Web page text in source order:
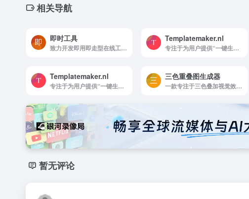
相关导航
即时工具
致力开发即用即走型在线工具，无需客户端在线一键使用。拥有视频工具、音频工具、图片工具、 PDF工具、办公辅助、设计工具、文本工具、数字工具、加密工具、单位转换等等工具。同...
Templatemaker.nl
专注于为用户提供“一键生成、打印折叠”式的纸盒、信封、礼品盒、手提袋等多种纸质包装模板。平台拥有丰富的免费模板库，涵盖日常生活、节日庆典、生日派对、产品展示等场景。
Templatemaker.nl
专注于为用户提供“一键生成、打印折叠”式的纸盒、信封、礼品盒、手提袋等多种纸质包装模板。平台拥有丰富的免费模板库，涵盖日常生活、节日庆典、生日派对、产品展示等场景。
三色重叠图生成器
一款专注于三色叠加视觉效果创作的在线工具，旨在为设计师、创意从业者、学生及视觉艺术爱好者提供便捷、高效的三色图形生成解决方案。
暂无评论